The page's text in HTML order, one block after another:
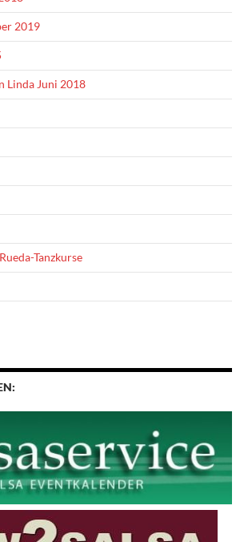
2019
Linda Juni 2018
Tanzkurse